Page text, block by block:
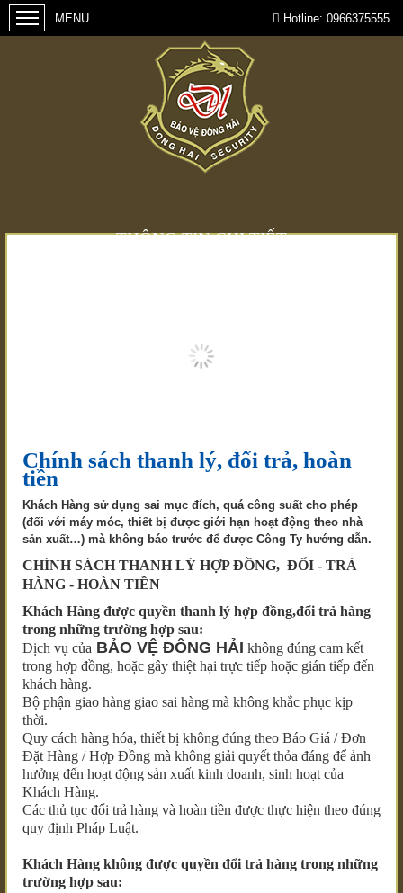
Hotline: 0966375555
THÔNG TIN CHI TIẾT
Chính sách thanh lý, đổi trả, hoàn
tiền
Khách Hàng sử dụng sai mục đích, quá công suất cho phép
(đối với máy móc, thiết bị được giới hạn hoạt động theo nhà
sản xuất…) mà không báo trước để được Công Ty hướng dẫn.
CHÍNH SÁCH THANH LÝ HỢP ĐỒNG, ĐỔI - TRẢ
HÀNG - HOÀN TIỀN
Khách Hàng được quyền thanh lý hợp đồng,đổi trả hàng
trong những trường hợp sau:
Dịch vụ của BẢO VỆ ĐÔNG HẢI không đúng cam kết
trong hợp đồng, hoặc gây thiệt hại trực tiếp hoặc gián tiếp đến
khách hàng.
Bộ phận giao hàng giao sai hàng mà không khắc phục kịp
thời.
Quy cách hàng hóa, thiết bị không đúng theo Báo Giá / Đơn
Đặt Hàng / Hợp Đồng mà không giải quyết thỏa đáng để ảnh
hưởng đến hoạt động sản xuất kinh doanh, sinh hoạt của
Khách Hàng.
Các thủ tục đổi trả hàng và hoàn tiền được thực hiện theo đúng
quy định Pháp Luật.
Khách Hàng không được quyền đổi trả hàng trong những
trường hợp sau: